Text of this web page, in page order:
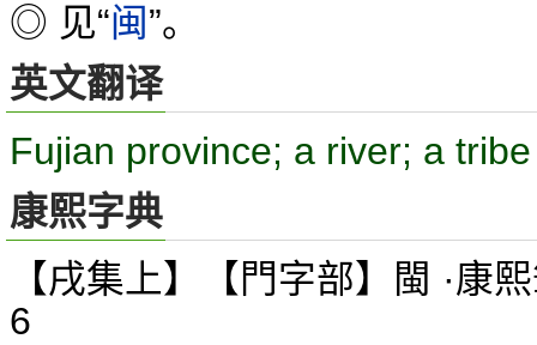
◎ 见“闽”。
英文翻译
Fujian province; a river; a tribe
康熙字典
【戌集上】【門字部】閩 ·康
6